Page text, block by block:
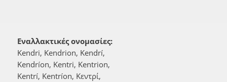
Εναλλακτικές ονομασίες:
Kendri, Kendrion, Kendrí,
Kendríon, Kentri, Kentrion,
Kentrí, Kentríon, Κεντρί,